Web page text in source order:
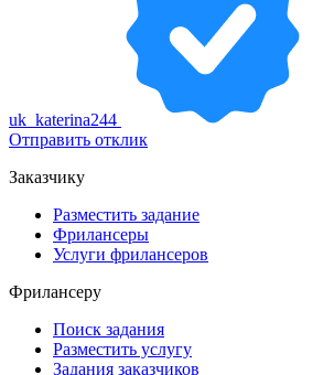
uk_katerina244
Отправить отклик
Заказчику
Разместить задание
Фрилансеры
Услуги фрилансеров
Фрилансеру
Поиск задания
Разместить услугу
Задания заказчиков